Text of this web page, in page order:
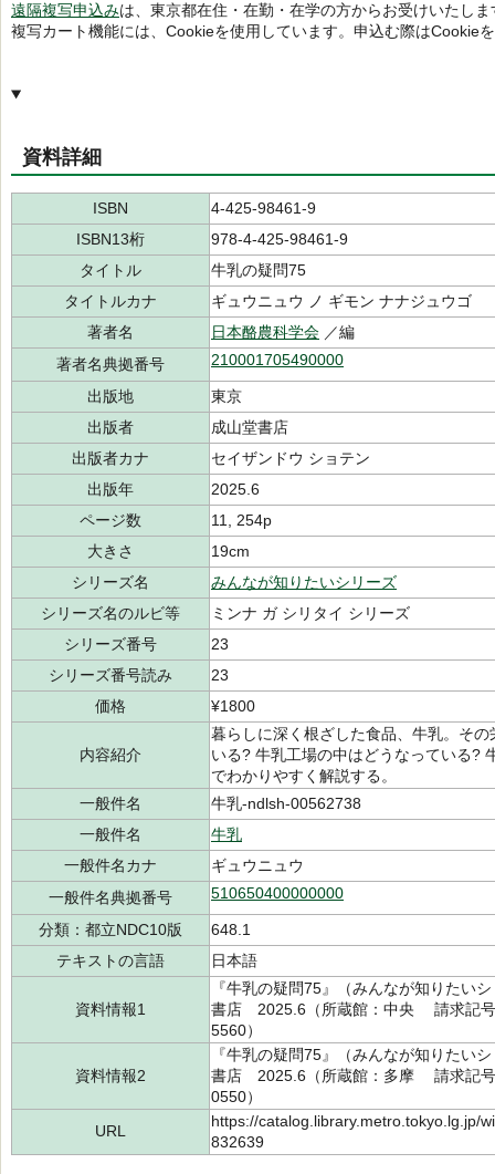
遠隔複写申込みは、東京都在住・在勤・在学の方からお受けいたしま
複写カート機能には、Cookieを使用しています。申込む際はCookie
資料詳細
ISBN
4-425-98461-9
ISBN13桁
978-4-425-98461-9
タイトル
牛乳の疑問75
タイトルカナ
ギュウニュウ ノ ギモン ナナジュウゴ
著者名
日本酪農科学会 ／編
著者名典拠番号
210001705490000
出版地
東京
出版者
成山堂書店
出版者カナ
セイザンドウ ショテン
出版年
2025.6
ページ数
11, 254p
大きさ
19cm
シリーズ名
みんなが知りたいシリーズ
シリーズ名のルビ等
ミンナ ガ シリタイ シリーズ
シリーズ番号
23
シリーズ番号読み
23
価格
¥1800
内容紹介
暮らしに深く根ざした食品、牛乳。そ
いる? 牛乳工場の中はどうなっている?
でわかりやすく解説する。
一般件名
牛乳-ndlsh-00562738
一般件名
牛乳
一般件名カナ
ギュウニュウ
一般件名典拠番号
510650400000000
分類：都立NDC10版
648.1
テキストの言語
日本語
資料情報1
『牛乳の疑問75』（みんなが知りた
書店 2025.6（所蔵館：中央 請求記
5560）
資料情報2
『牛乳の疑問75』（みんなが知りた
書店 2025.6（所蔵館：多摩 請求記
0550）
URL
https://catalog.library.metro.tokyo.lg.jp/
832639